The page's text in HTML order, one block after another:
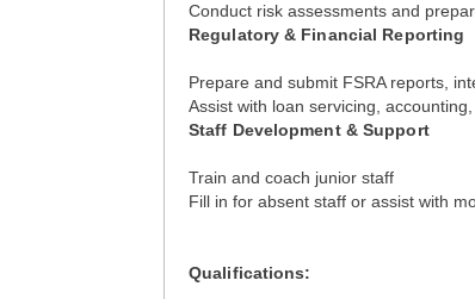
Conduct risk assessments and
Regulatory & Financial Reporting
Prepare and submit FSRA reports,
Assist with loan servicing,
Staff Development & Support
Train and coach junior staff
Fill in for absent staff or assist with
Qualifications: